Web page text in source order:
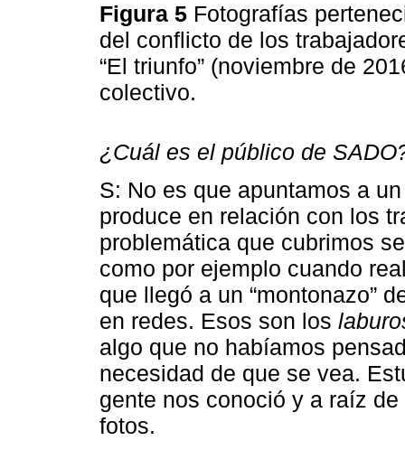
Figura 5 Fotografías
del conflicto de los
“El triunfo” (noviembre de
colectivo.
¿Cuál es el público de
S: No es que apuntamos a
produce en relación con los
problemática que cubrimos
como por ejemplo cuando
que llegó a un “montonazo”
en redes. Esos son los
algo que no habíamos
necesidad de que se vea.
gente nos conoció y a raíz
fotos.